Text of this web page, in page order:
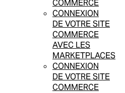
COMMERCE
CONNEXION
DE VOTRE SITE
COMMERCE
AVEC LES
MARKETPLACES
CONNEXION
DE VOTRE SITE
COMMERCE